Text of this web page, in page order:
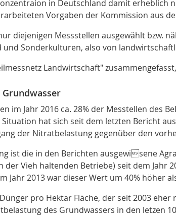
in Deutschland damit erheblich
Vorgaben der Kommission aus
diejenigen Messstellen ausgewählt bzw.
und Sonderkulturen, also von
Landwirtschaft"
im Jahr 2016 ca. 28% der Messtellen des
Situation hat sich seit dem letzten Bericht
der Nitratbelastung gegenüber den
ist die in den Berichten ausgewisene
Vieh haltenden Betriebe) seit dem Jahr
Jahr 2013 war dieser Wert um 40% höher
pro Hektar Fläche, der seit 2003
des Grundwassers in den letzen